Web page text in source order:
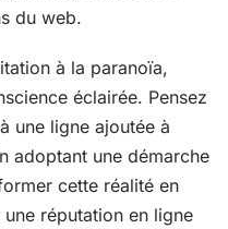
du web.
à la paranoïa,
éclairée. Pensez
une ligne ajoutée à
adoptant une démarche
cette réalité en
réputation en ligne